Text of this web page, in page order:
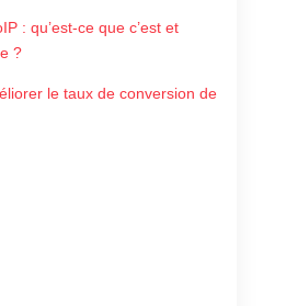
: qu’est-ce que c’est et
?
le taux de conversion de